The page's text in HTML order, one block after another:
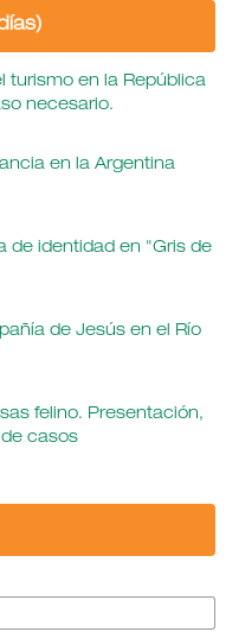
turismo en la República
necesario.
en la Argentina
de identidad en "Gris de
de Jesús en el Río
felino. Presentación,
casos